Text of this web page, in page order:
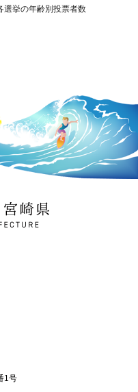
選挙の年齢別投票者数
1号